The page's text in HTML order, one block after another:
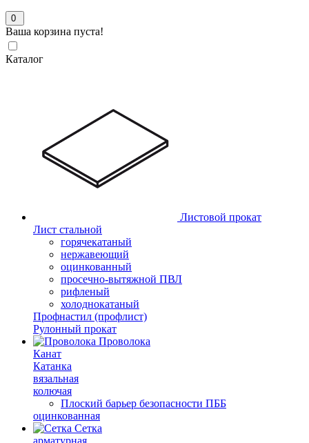
0
Ваша корзина пуста!
Каталог
Листовой прокат
Лист стальной
горячекатаный
нержавеющий
оцинкованный
просечно-вытяжной ПВЛ
рифленый
холоднокатаный
Профнастил (профлист)
Рулонный прокат
Проволока
Канат
Катанка
вязальная
колючая
Плоский барьер безопасности ПББ
оцинкованная
Сетка
арматурная